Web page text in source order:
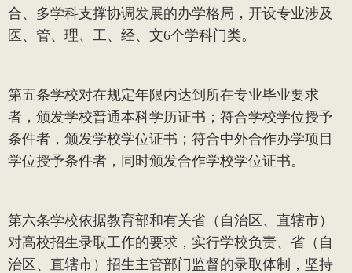
合、多学科支撑协调发展的办学格局，开设专业涉及
医、管、理、工、经、文6个学科门类。
第五条学校对在规定年限内达到所在专业毕业要求
者，颁发学校普通本科学历证书；符合学校学位授予
条件者，颁发学校学位证书；符合中外合作办学项目
学位授予条件者，同时颁发合作学校学位证书。
第六条学校依据教育部和有关省（自治区、直辖市）
对高校招生录取工作的要求，实行学校负责、省（自
治区、直辖市）招生主管部门监督的录取体制，坚持